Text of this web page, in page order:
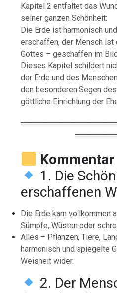
Kapitel 2 entfaltet das
seiner ganzen Schönheit:
Die Erde ist harmonisch
erschaffen, der Mensch ist
Gottes – geschaffen im
Dieses Kapitel schildert
der Erde und des
den besonderen Segen
göttliche Einrichtung der
Kommentar
1. Die
erschaffenen
Die Erde kam vollkommen
Sümpfe, Wüsten oder
Alles – Pflanzen, Tiere,
harmonisch und spiegelte
Weisheit wider.
2. Der